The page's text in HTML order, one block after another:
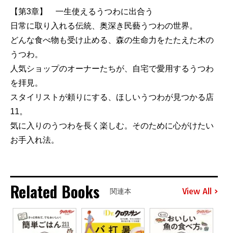
【第3章】 一生使えるうつわに出合う
日常に取り入れる伝統、奥深き民藝うつわの世界。
どんな食べ物も受け止める、森の生命力をたたえた木の
うつわ。
人気ショップのオーナーたちが、自宅で愛用するうつわ
を拝見。
スタイリストが頼りにする、ほしいうつわが見つかる店
11。
気に入りのうつわを長く楽しむ。そのために心がけたい
お手入れ法。
Related Books 関連本 View All